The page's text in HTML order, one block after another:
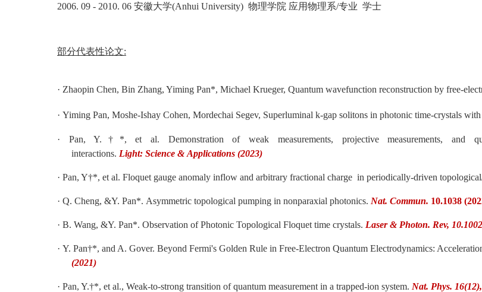
2006. 09 - 2010. 06 安徽大学(Anhui University) 物理学院 应用物理系/专业 学士
部分代表性论文:
· Zhaopin Chen, Bin Zhang, Yiming Pan*, Michael Krueger, Quantum wavefunction reconstruction by free-
· Yiming Pan, Moshe-Ishay Cohen, Mordechai Segev, Superluminal k-gap solitons in photonic time-crystals
· Pan, Y.†*, et al. Demonstration of weak measurements, projective measurements, and
interactions. Light: Science & Applications (2023)
· Pan, Y†*, et al. Floquet gauge anomaly inflow and arbitrary fractional charge in periodically-driven
· Q. Cheng, &Y. Pan*. Asymmetric topological pumping in nonparaxial photonics. Nat. Commun. 10.1038
· B. Wang, &Y. Pan*. Observation of Photonic Topological Floquet time crystals. Laser & Photon. Rev,
· Y. Pan†*, and A. Gover. Beyond Fermi's Golden Rule in Free-Electron Quantum Electrodynamics:
(2021)
· Pan, Y.†*, et al., Weak-to-strong transition of quantum measurement in a trapped-ion system. Nat. Phys.